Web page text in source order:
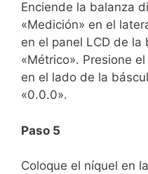
Enciende la balanza
«Medición» en el
en el panel LCD de
«Métrico». Presione
en el lado de la
«0.0.0».
Paso 5
Coloque el níquel en